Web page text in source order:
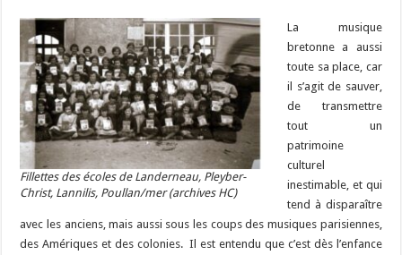
Fillettes des écoles de Landerneau, Pleyber-
Christ, Lannilis, Poullan/mer (archives HC)
La musique
bretonne a aussi
toute sa place, car
il s’agit de sauver,
de transmettre
tout un
patrimoine
culturel
inestimable, et qui
tend à disparaître
avec les anciens, mais aussi sous les coups des musiques parisiennes,
des Amériques et des colonies. Il est entendu que c’est dès l’enfance